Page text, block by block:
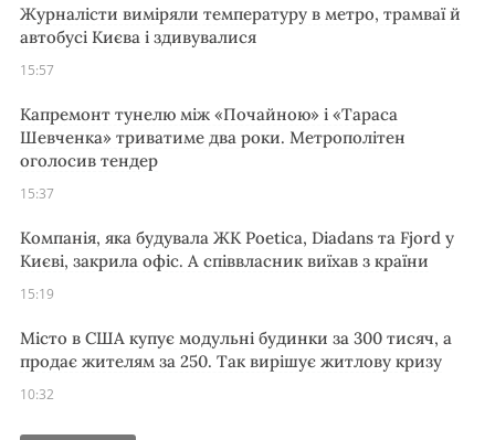
Журналісти виміряли температуру в метро, трамваї й
автобусі Києва і здивувалися
15:57
Капремонт тунелю між «Почайною» і «Тараса
Шевченка» триватиме два роки. Метрополітен
оголосив тендер
15:37
Компанія, яка будувала ЖК Poetica, Diadans та Fjord у
Києві, закрила офіс. А співвласник виїхав з країни
15:19
Місто в США купує модульні будинки за 300 тисяч, а
продає жителям за 250. Так вирішує житлову кризу
10:32